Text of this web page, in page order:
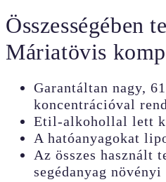
Összességében
Máriatövis
Garantáltan nagy,
koncentrációval
Etil-alkohollal lett
A hatóanyagokat
Az összes használt
segédanyag